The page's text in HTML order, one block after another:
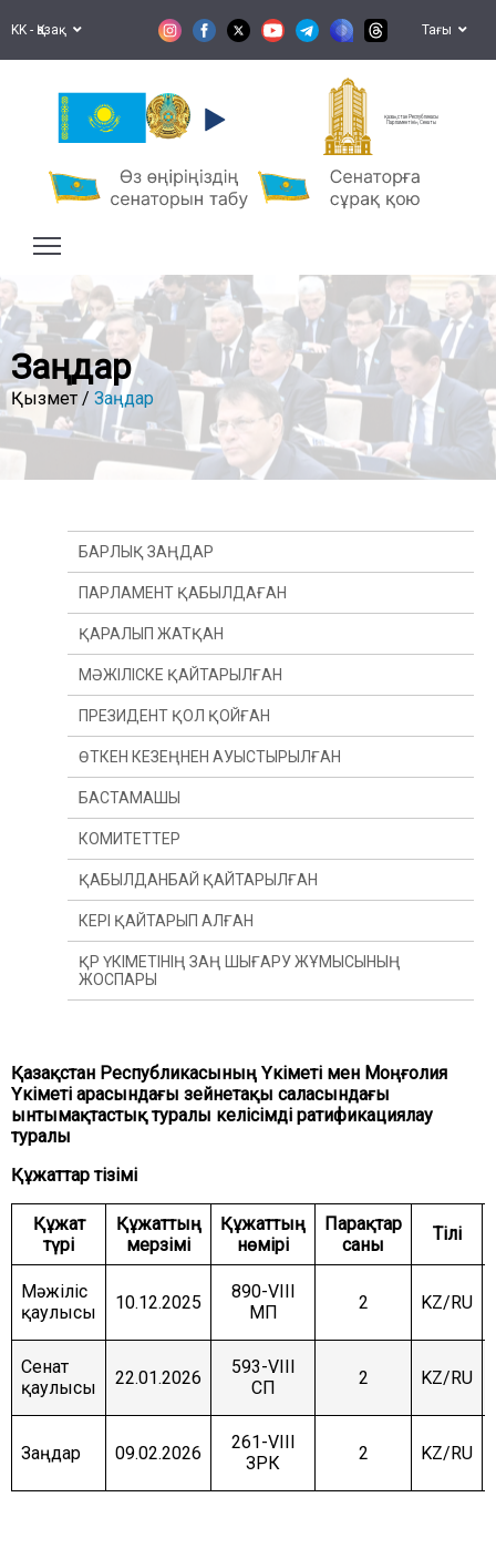
KK - Қазақ Тағы
Қазақстан Республикасы
Парламентінің Сенаты
Заңдар
Қызмет / Заңдар
Қазақстан Республикасының Үкіметі мен Моңғолия
Үкіметі арасындағы зейнетақы саласындағы
ынтымақтастық туралы келісімді ратификациялау
туралы
Құжаттар тізімі
Құжат
түрі
Құжаттың
мерзімі
Құжаттың
нөмірі
Парақтар
саны
Тілі
Мәжіліс
қаулысы
10.12.2025
890-VIII
МП
2 KZ/RU
Сенат
қаулысы
22.01.2026
593-VIII
СП
2 KZ/RU
Заңдар 09.02.2026
261-VIII
ЗРК
2 KZ/RU
БАРЛЫҚ ЗАҢДАР
ПАРЛАМЕНТ ҚАБЫЛДАҒАН
ҚАРАЛЫП ЖАТҚАН
МӘЖІЛІСКЕ ҚАЙТАРЫЛҒАН
ПРЕЗИДЕНТ ҚОЛ ҚОЙҒАН
ӨТКЕН КЕЗЕҢНЕН АУЫСТЫРЫЛҒАН
ӨТКЕН ЖЫЛДАН
ӨТКЕН СЕССИЯДАН
БАСТАМАШЫ
ПРЕЗИДЕНТ
ДЕПУТАТ(Ы)
ҮКІМЕТ
КОМИТЕТТЕР
КОНСТИТУЦИЯЛЫҚ ЗАҢНАМА, СОТ ЖҮЙЕСІ
ЖӘНЕ ҚҰҚЫҚ ҚОРҒАУ ОРГАНДАРЫ КОМИТЕТІ
ҚАРЖЫ ЖӘНЕ БЮДЖЕТ КОМИТЕТІ
ХАЛЫҚАРАЛЫҚ ҚАТЫНАСТАР, ҚОРҒАНЫС
ЖӘНЕ ҚАУІПСІЗДІК КОМИТЕТІ
ДАМЫТУ КОМИТЕТІ
ӘЛЕУМЕТТІК-МӘДЕНИ ДАМУ ЖӘНЕ ҒЫЛЫМ
ЭКОНОМИКАЛЫҚ САЯСАТ, ИННОВАЦИЯЛЫҚ
ҚАБЫЛДАНБАЙ ҚАЙТАРЫЛҒАН
КЕРІ ҚАЙТАРЫП АЛҒАН
ҚР ҮКІМЕТІНІҢ ЗАҢ ШЫҒАРУ ЖҰМЫСЫНЫҢ
ЖОСПАРЫ